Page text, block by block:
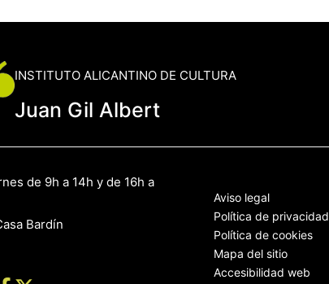
INSTITUTO ALICANTINO DE CULTURA
Juan Gil Albert
de 9h a 14h y de 16h a
Bardín
Aviso legal
Política de privacidad
Política de cookies
Mapa del sitio
Accesibilidad web